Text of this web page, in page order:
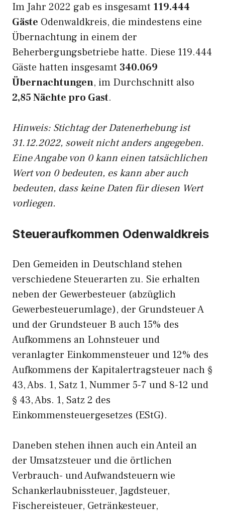
Im Jahr 2022 gab es insgesamt 119.444
Gäste Odenwaldkreis, die mindestens eine
Übernachtung in einem der
Beherbergungsbetriebe hatte. Diese 119.444
Gäste hatten insgesamt 340.069
Übernachtungen, im Durchschnitt also
2,85 Nächte pro Gast.
Hinweis: Stichtag der Datenerhebung ist
31.12.2022, soweit nicht anders angegeben.
Eine Angabe von 0 kann einen tatsächlichen
Wert von 0 bedeuten, es kann aber auch
bedeuten, dass keine Daten für diesen Wert
vorliegen.
Steueraufkommen Odenwaldkreis
Den Gemeiden in Deutschland stehen
verschiedene Steuerarten zu. Sie erhalten
neben der Gewerbesteuer (abzüglich
Gewerbesteuerumlage), der Grundsteuer A
und der Grundsteuer B auch 15% des
Aufkommens an Lohnsteuer und
veranlagter Einkommensteuer und 12% des
Aufkommens der Kapitalertragsteuer nach §
43, Abs. 1, Satz 1, Nummer 5-7 und 8-12 und
§ 43, Abs. 1, Satz 2 des
Einkommensteuergesetzes (EStG).
Daneben stehen ihnen auch ein Anteil an
der Umsatzsteuer und die örtlichen
Verbrauch- und Aufwandsteuern wie
Schankerlaubnissteuer, Jagdsteuer,
Fischereisteuer, Getränkesteuer,